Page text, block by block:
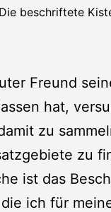
Die beschriftete
Freund
hat,
zu
zu
ist das
ich für